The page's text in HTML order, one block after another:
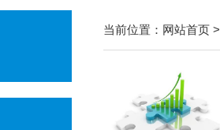
当前位置： 网站首页